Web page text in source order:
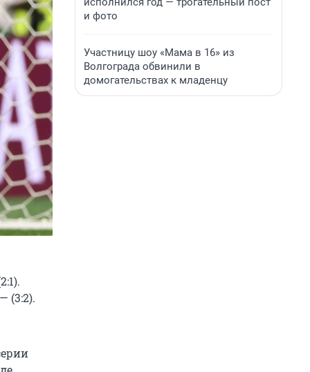
(3:2).
и фото
Участницу шоу «Мама в 16» из
Волгограда обвинили в
домогательствах к младенцу